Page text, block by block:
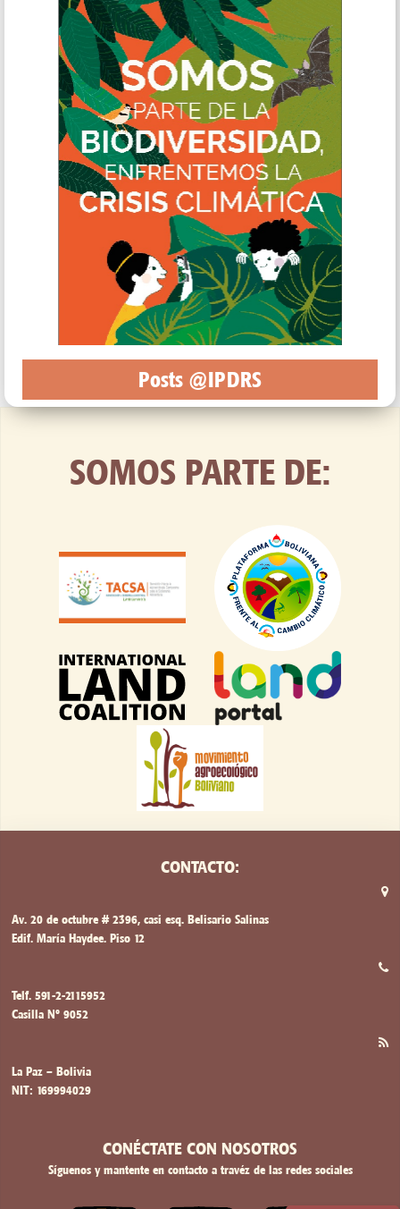
Posts @IPDRS
SOMOS PARTE DE:
CONTACTO:
Av. 20 de octubre # 2396, casi esq. Belisario Salinas
Edif. María Haydee. Piso 12
Telf. 591-2-2115952
Casilla Nº 9052
La Paz – Bolivia
NIT: 169994029
CONÉCTATE CON NOSOTROS
Síguenos y mantente en contacto a travéz de las redes sociales